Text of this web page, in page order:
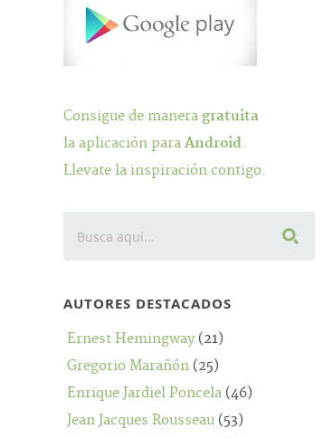
Consigue de maneragratuita
la aplicación paraAndroid.
Llevate la inspiración contigo.
AUTORES DESTACADOS
Ernest Hemingway(21)
Gregorio Marañón (25)
Enrique Jardiel Poncela (46)
Jean Jacques Rousseau (53)